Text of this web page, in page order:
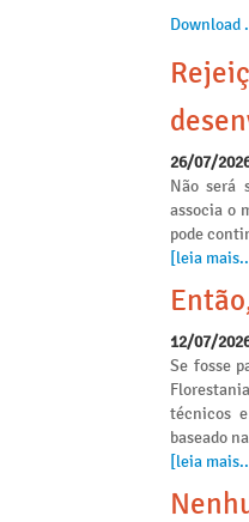
Download
26/07/
Não será
associa o
pode
[leia
12/07/
Se fosse
técnicos
baseado
[leia